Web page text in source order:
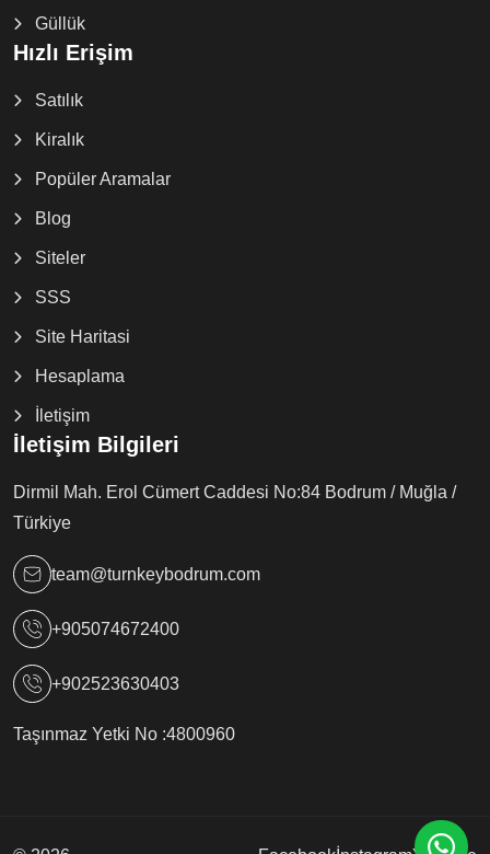
Güllük
Hızlı Erişim
Satılık
Kiralık
Popüler Aramalar
Blog
Siteler
SSS
Site Haritasi
Hesaplama
İletişim
İletişim Bilgileri
Dirmil Mah. Erol Cümert Caddesi No:84 Bodrum / Muğla /
Türkiye
team@turnkeybodrum.com
+905074672400
+902523630403
Taşınmaz Yetki No :4800960